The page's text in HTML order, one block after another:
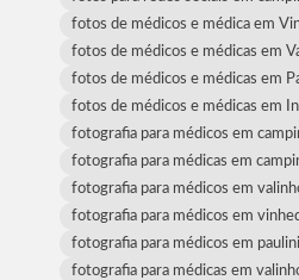
fotos de médicos e médica em
fotos de médicos e médicas em
fotos de médicos e médicas em
fotos de médicos e médicas em
fotografia para médicos em
fotografia para médicas em
fotografia para médicos em
fotografia para médicos em
fotografia para médicos em
fotografia para médicas em